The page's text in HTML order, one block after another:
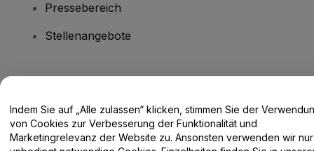
Pressebereich
Stellenangebote
Hilfe-Center / Kontakt
Indem Sie auf „Alle zulassen“ klicken, stimmen Sie der
von Cookies zur Verbesserung der Funktionalität und
Marketingrelevanz der Website zu. Ansonsten verwenden wir nur